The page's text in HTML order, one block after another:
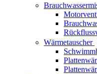
Wärmetauscher